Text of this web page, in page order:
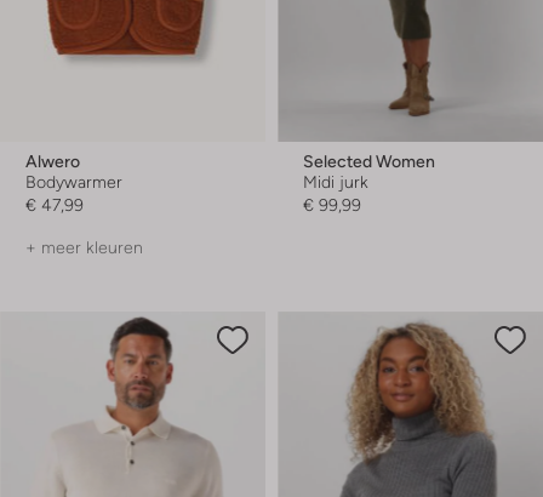
Alwero
Bodywarmer
€ 47,99
+ meer kleuren
Selected Women
Midi jurk
€ 99,99